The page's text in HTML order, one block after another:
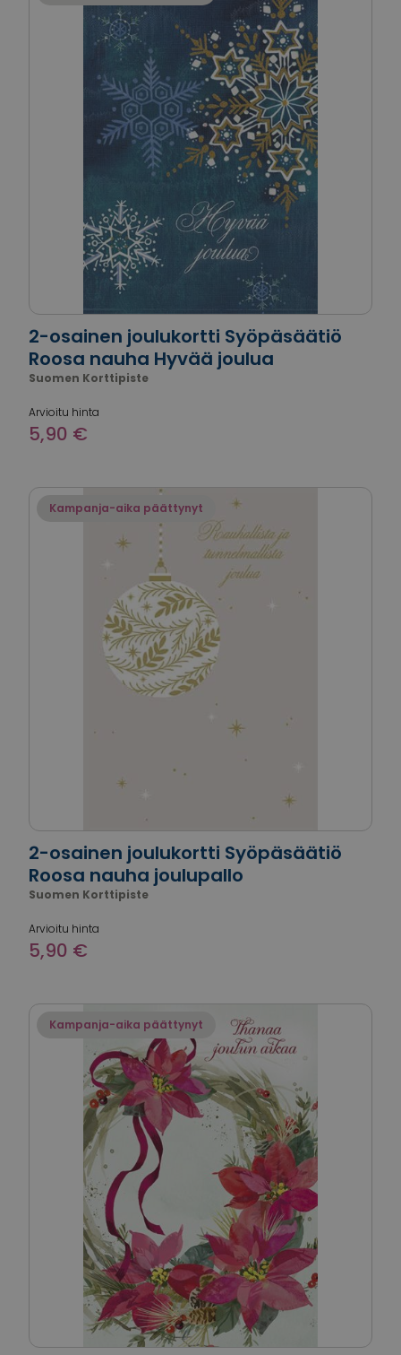
2-osainen joulukortti Syöpäsäätiö
Roosa nauha Hyvää joulua
Suomen Korttipiste
Arvioitu hinta
5,90 €
Kampanja-aika päättynyt
2-osainen joulukortti Syöpäsäätiö
Roosa nauha joulupallo
Suomen Korttipiste
Arvioitu hinta
5,90 €
Kampanja-aika päättynyt